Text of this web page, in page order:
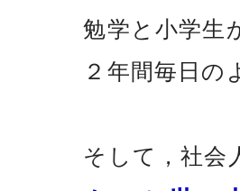
勉学と小学生
２年間毎日の
そして，社会